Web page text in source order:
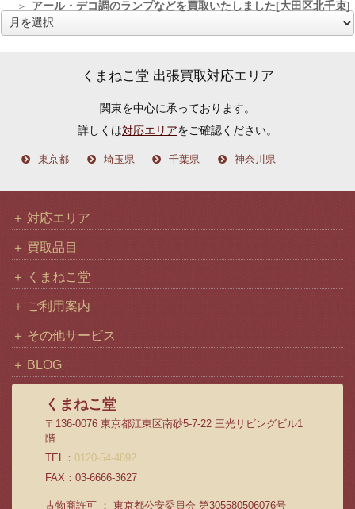
アール・デコ調のランプなどを買取いたしました[大田区北千束]
くまねこ堂 出張買取対応エリア
関東を中心に承っております。
詳しくは対応エリアをご確認ください。
東京都 埼玉県 千葉県 神奈川県
対応エリア
買取品目
くまねこ堂
ご利用案内
その他サービス
BLOG
くまねこ堂
〒136-0076 東京都江東区南砂5-7-22 三光リビングビル1
階
TEL： 0120-54-4892
FAX：03-6666-3627
古物商許可 ： 東京都公安委員会 第305580506076号